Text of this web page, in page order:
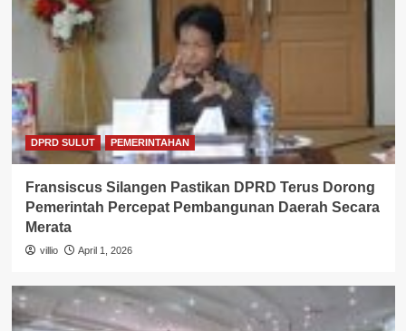
DPRD SULUT PEMERINTAHAN
Fransiscus Silangen Pastikan DPRD Terus Dorong
Pemerintah Percepat Pembangunan Daerah Secara
Merata
villio April 1, 2026